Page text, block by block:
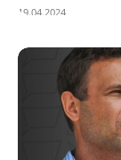
19.04.2024